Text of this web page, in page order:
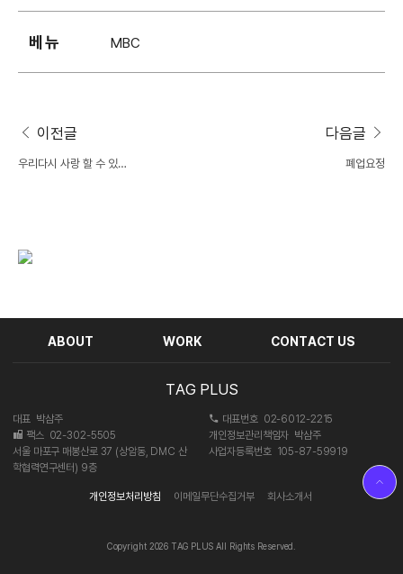
베뉴 MBC
이전글
우리다시 사랑 할 수 있을
다음글
폐업요정
ABOUT WORK CONTACT US
TAG PLUS
대표 박삼주 대표번호 02-6012-2215
팩스 02-302-5505 개인정보관리책임자 박삼주
서울 마포구 매봉산로 37 (상암동, DMC 산
학협력연구센터) 9층
사업자등록번호 105-87-59919
개인정보처리방침 이메일무단수집거부 회사소개서
Copyright 2026 TAG PLUS All Rights Reserved.